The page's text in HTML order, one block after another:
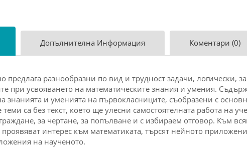
Допълнителна Информация Коментари (0)
предлага разнообразни по вид и трудност задачи, логически,
при усвояването на математическите знания и умения.
знанията и уменията на първокласниците, съобразени с
са без текст, което ще улесни самостоятелната работа на
за чертане, за попълване и с избираем отговор. Към
интерес към математиката, търсят нейното
на наученото.